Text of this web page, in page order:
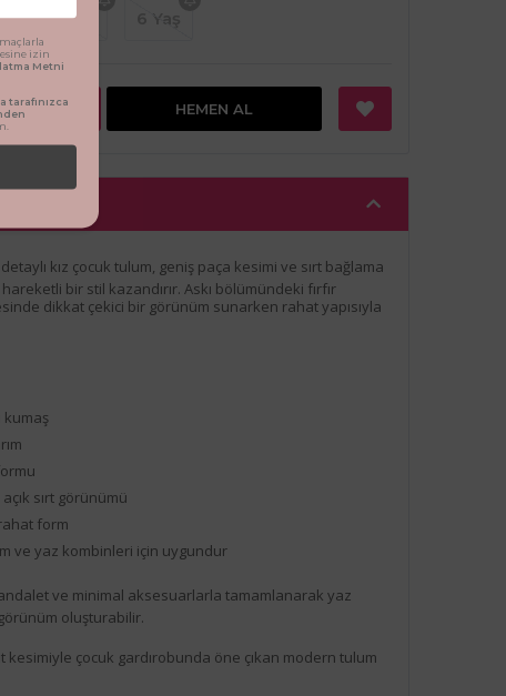
5 Yaş
EKLE HEMEN AL
kız çocuk tulum, geniş paça kesimi ve sırt bağlama
bir stil kazandırır. Askı bölümündeki fırfır
dikkat çekici bir görünüm sunarken rahat yapısıyla
kumaş
sırt görünümü
form
ve yaz kombinleri için uygundur
ve minimal aksesuarlarla tamamlanarak yaz
oluşturabilir.
kesimiyle çocuk gardırobunda öne çıkan modern tulum
izin
Metni
tarafınızca